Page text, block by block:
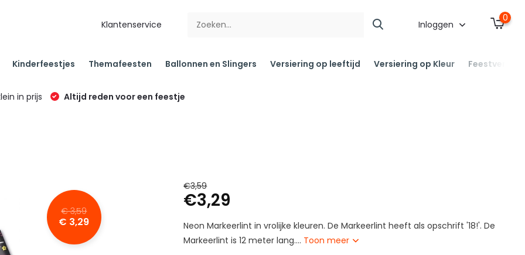
Klantenservice Inloggen
0
Kinderfeestjes Themafeesten Ballonnen en Slingers Versiering op leeftijd Versiering op Kleur
in prijs
Altijd reden voor een feestje
€ 3,59
€ 3,29
€3,59
€3,29
Neon Markeerlint in vrolijke kleuren. De Markeerlint heeft als opschrift '18!'. De
Markeerlint is 12 meter lang.... Toon meer